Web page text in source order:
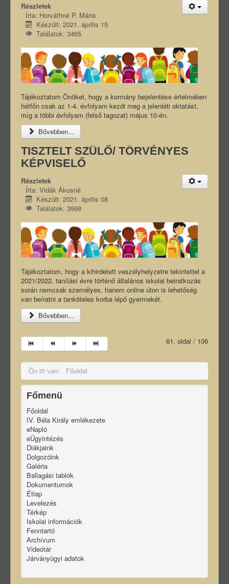
Részletek
Írta: Horváthné P. Mária
Készült: 2021. április 15
Találatok: 3465
Tájékoztatom Önöket, hogy a kormány bejelentése értelmében
hétfőn csak az 1-4. évfolyam kezdi meg a jelenléti oktatást,
míg a többi évfolyam (felső tagozat) május 10-én.
Bővebben...
TISZTELT SZÜLŐ/ TÖRVÉNYES
KÉPVISELŐ
Részletek
Írta: Vidák Ákosné
Készült: 2021. április 08
Találatok: 3998
Tájékoztatom, hogy a kihirdetett veszélyhelyzetre tekintettel a
2021/2022. tanítási évre történő általános iskolai beiratkozás
során nemcsak személyes, hanem online úton is lehetőség
van beíratni a tanköteles korba lépő gyermekét.
Bővebben...
61. oldal / 106
Ön itt van: Főoldal
Főmenü
Főoldal
IV. Béla Király emlékezete
eNapló
eÜgyintézés
Diákjaink
Dolgozóink
Galéria
Ballagási tablók
Dokumentumok
Étlap
Levelezés
Térkép
Iskolai információk
Fenntartó
Archívum
Videótár
Járványügyi adatok